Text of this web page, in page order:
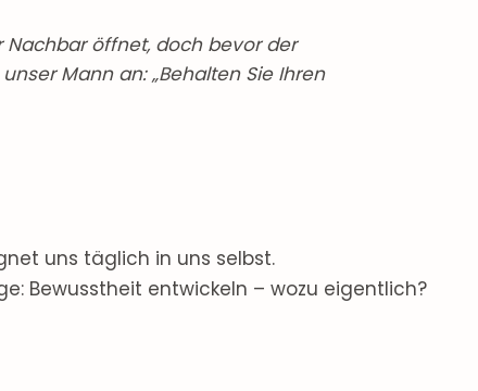
öffnet, doch bevor der
Mann an: „Behalten Sie Ihren
uns täglich in uns selbst.
Bewusstheit entwickeln – wozu eigentlich?